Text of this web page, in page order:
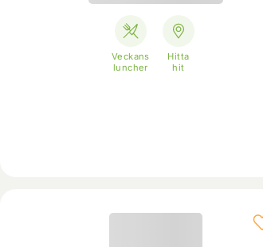
Veckans
luncher
Hitta
hit